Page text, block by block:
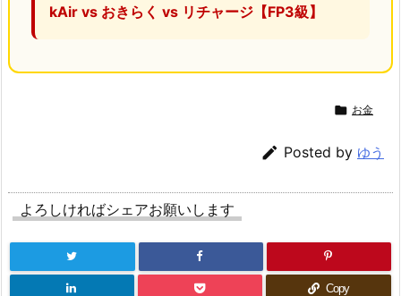
kAir vs おきらく vs リチャージ【FP3級】
 お金
 Posted by ゆう
よろしければシェアお願いします
Copy